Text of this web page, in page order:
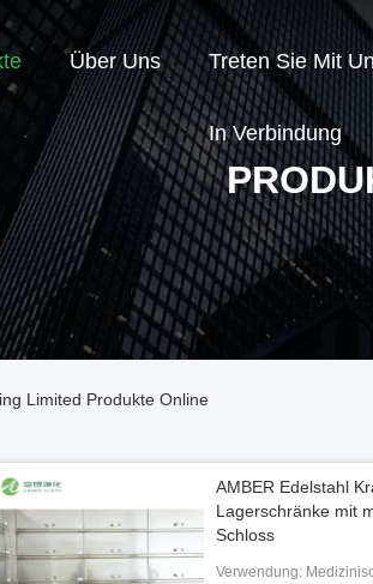
Über Uns Treten Sie Mit
In Verbindung
Limited Produkte Online
AMBER Edelstahl
Lagerschränke mit
Schloss
Verwendung: